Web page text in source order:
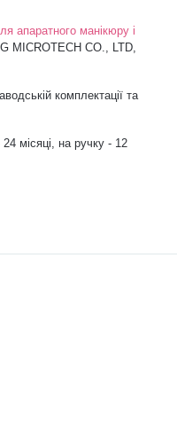
апаратного манікюру і
MICROTECH CO., LTD,
комплектації та
місяці, на ручку - 12